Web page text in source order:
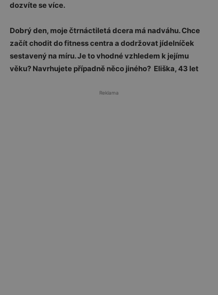
dozvíte se více.
Dobrý den, moje čtrnáctiletá dcera má nadváhu. Chce
začít chodit do fitness centra a dodržovat jídelníček
sestavený na míru. Je to vhodné vzhledem k jejímu
věku? Navrhujete případně něco jiného? Eliška, 43 let
Reklama